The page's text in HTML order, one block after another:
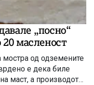
„посно“
масленост
мостра од одземените
е дека биле
маст, а производот